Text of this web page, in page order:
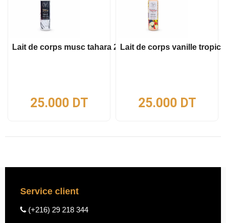
Lait de corps musc tahara 200 ml
25.000 DT
Lait de corps vanille
25.000 DT
Service client
(+216) 29 218 344